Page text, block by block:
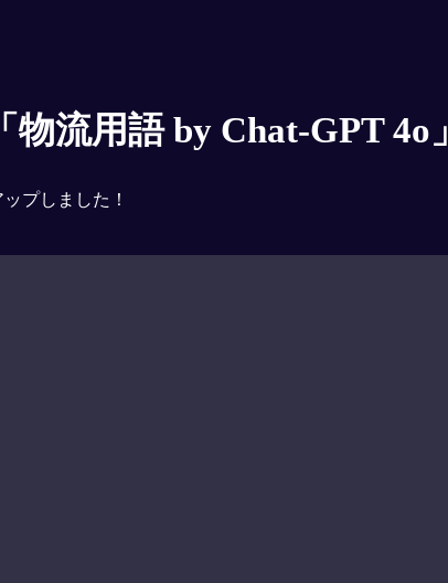
流用語 by Chat-GPT 4o」
プしました！